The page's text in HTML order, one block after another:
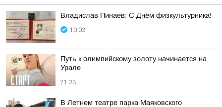
Владислав Пинаев: С Днём физкультурника!
10:03
Путь к олимпийскому золоту начинается на
Урале
21:33
В Летнем театре парка Маяковского